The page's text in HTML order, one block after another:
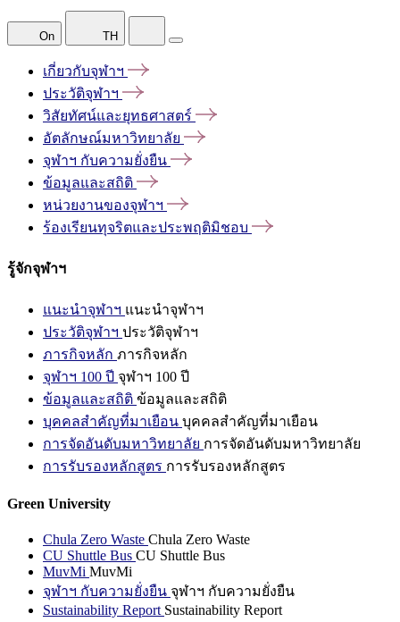
On TH
เกี่ยวกับจุฬาฯ
ประวัติจุฬาฯ
วิสัยทัศน์และยุทธศาสตร์
อัตลักษณ์มหาวิทยาลัย
จุฬาฯ กับความยั่งยืน
ข้อมูลและสถิติ
หน่วยงานของจุฬาฯ
ร้องเรียนทุจริตและประพฤติมิชอบ
รู้จักจุฬาฯ
แนะนำจุฬาฯ แนะนำจุฬาฯ
ประวัติจุฬาฯ ประวัติจุฬาฯ
ภารกิจหลัก ภารกิจหลัก
จุฬาฯ 100 ปี จุฬาฯ 100 ปี
ข้อมูลและสถิติ ข้อมูลและสถิติ
บุคคลสำคัญที่มาเยือน บุคคลสำคัญที่มาเยือน
การจัดอันดับมหาวิทยาลัย การจัดอันดับมหาวิทยาลัย
การรับรองหลักสูตร การรับรองหลักสูตร
Green University
Chula Zero Waste Chula Zero Waste
CU Shuttle Bus CU Shuttle Bus
MuvMi MuvMi
จุฬาฯ กับความยั่งยืน จุฬาฯ กับความยั่งยืน
Sustainability Report Sustainability Report